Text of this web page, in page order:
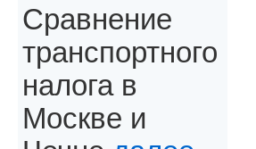
Сравнение
транспортного
налога в
Москве и